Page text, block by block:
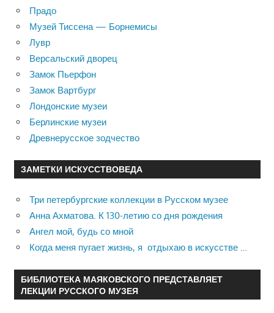
Прадо
Музей Тиссена — Борнемисы
Лувр
Версальский дворец
Замок Пьерфон
Замок Вартбург
Лондонские музеи
Берлинские музеи
Древнерусское зодчество
ЗАМЕТКИ ИСКУССТВОВЕДА
Три петербургские коллекции в Русском музее
Анна Ахматова. К 130-летию со дня рождения
Ангел мой, будь со мной
Когда меня пугает жизнь, я отдыхаю в искусстве …
БИБЛИОТЕКА МАЯКОВСКОГО ПРЕДСТАВЛЯЕТ
ЛЕКЦИИ РУССКОГО МУЗЕЯ